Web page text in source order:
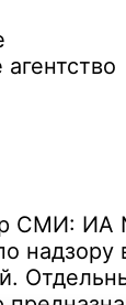
СМИ: ИА
надзору